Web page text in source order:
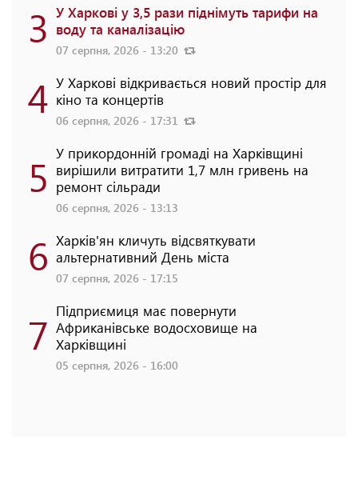
3 У Харкові у 3,5 рази піднімуть тарифи на
воду та каналізацію
07 серпня, 2026 - 13:20
4 У Харкові відкривається новий простір для
кіно та концертів
06 серпня, 2026 - 17:31
5 У прикордонній громаді на Харківщині
вирішили витратити 1,7 млн гривень на
ремонт сільради
06 серпня, 2026 - 13:13
6 Харків'ян кличуть відсвяткувати
альтернативний День міста
07 серпня, 2026 - 17:15
7 Підприємиця має повернути
Африканівське водосховище на
Харківщині
05 серпня, 2026 - 16:00